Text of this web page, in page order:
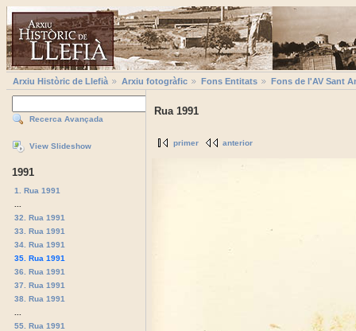
Arxiu Històric de Llefià Arxiu fotogràfic Fons Entitats Fons de l'AV Sant
Recerca Avançada
View Slideshow
1991
1. Rua 1991
32. Rua 1991
33. Rua 1991
34. Rua 1991
35. Rua 1991
36. Rua 1991
37. Rua 1991
38. Rua 1991
55. Rua 1991
Rua 1991
primer anterior